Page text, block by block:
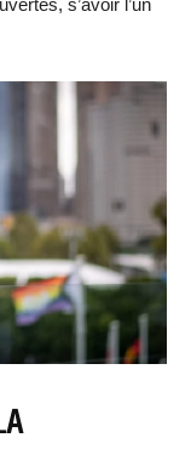
s’avoir l’un